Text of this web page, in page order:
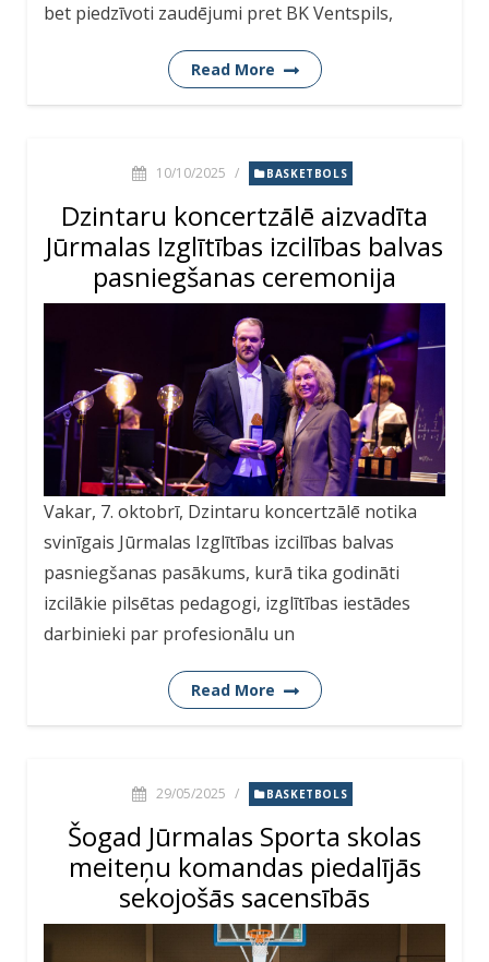
bet piedzīvoti zaudējumi pret BK Ventspils,
Read More
10/10/2025 / BASKETBOLS
Dzintaru koncertzālē aizvadīta
Jūrmalas Izglītības izcilības balvas
pasniegšanas ceremonija
Vakar, 7. oktobrī, Dzintaru koncertzālē notika
svinīgais Jūrmalas Izglītības izcilības balvas
pasniegšanas pasākums, kurā tika godināti
izcilākie pilsētas pedagogi, izglītības iestādes
darbinieki par profesionālu un
Read More
29/05/2025 / BASKETBOLS
Šogad Jūrmalas Sporta skolas
meiteņu komandas piedalījās
sekojošās sacensībās